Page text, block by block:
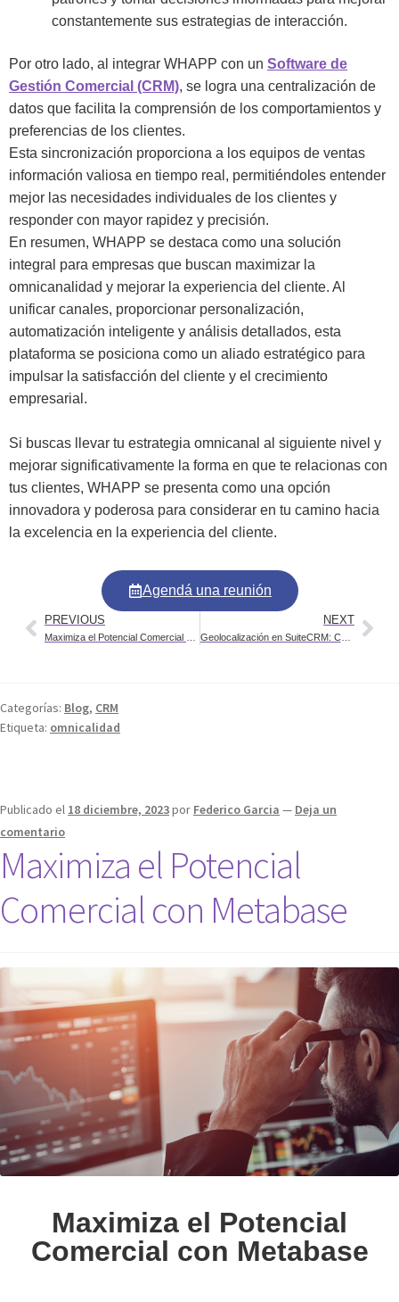
constantemente sus estrategias de interacción.
Por otro lado, al integrar WHAPP con un Software de
Gestión Comercial (CRM), se logra una centralización de
datos que facilita la comprensión de los comportamientos y
preferencias de los clientes.
Esta sincronización proporciona a los equipos de ventas
información valiosa en tiempo real, permitiéndoles entender
mejor las necesidades individuales de los clientes y
responder con mayor rapidez y precisión.
En resumen, WHAPP se destaca como una solución
integral para empresas que buscan maximizar la
omnicanalidad y mejorar la experiencia del cliente. Al
unificar canales, proporcionar personalización,
automatización inteligente y análisis detallados, esta
plataforma se posiciona como un aliado estratégico para
impulsar la satisfacción del cliente y el crecimiento
empresarial.
Si buscas llevar tu estrategia omnicanal al siguiente nivel y
mejorar significativamente la forma en que te relacionas con
tus clientes, WHAPP se presenta como una opción
innovadora y poderosa para considerar en tu camino hacia
la excelencia en la experiencia del cliente.
Agendá una reunión
PREVIOUS NEXT
Geolocalización en SuiteCRM: Conectando con la Ubicación Precisa
Categorías: Blog, CRM
Etiqueta: omnicalidad
Publicado el 18 diciembre, 2023por Federico Garcia — Deja un
comentario
Maximiza el Potencial
Comercial con Metabase​
Maximiza el Potencial
Comercial con Metabase